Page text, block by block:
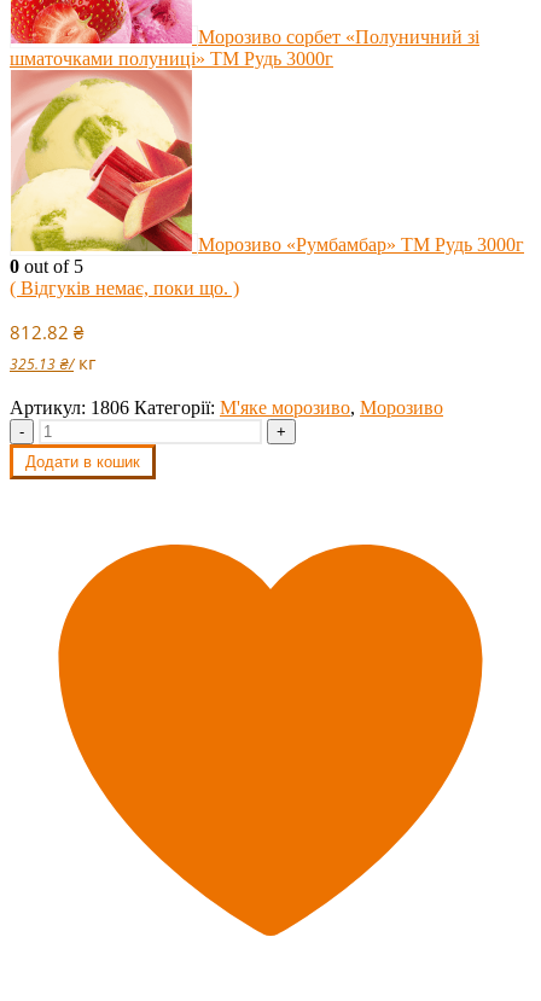
Морозиво сорбет «Полуничний зі
шматочками полуниці» ТМ Рудь 3000г
Морозиво «Румбамбар» ТМ Рудь 3000г
0 out of 5
( Відгуків немає, поки що. )
812.82 ₴
325.13₴/ кг
Артикул: 1806 Категорії: М'яке морозиво, Морозиво
-
+
Додати в кошик